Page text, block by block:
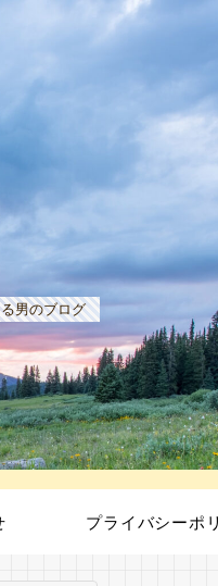
男のブログ
プライバシーポ